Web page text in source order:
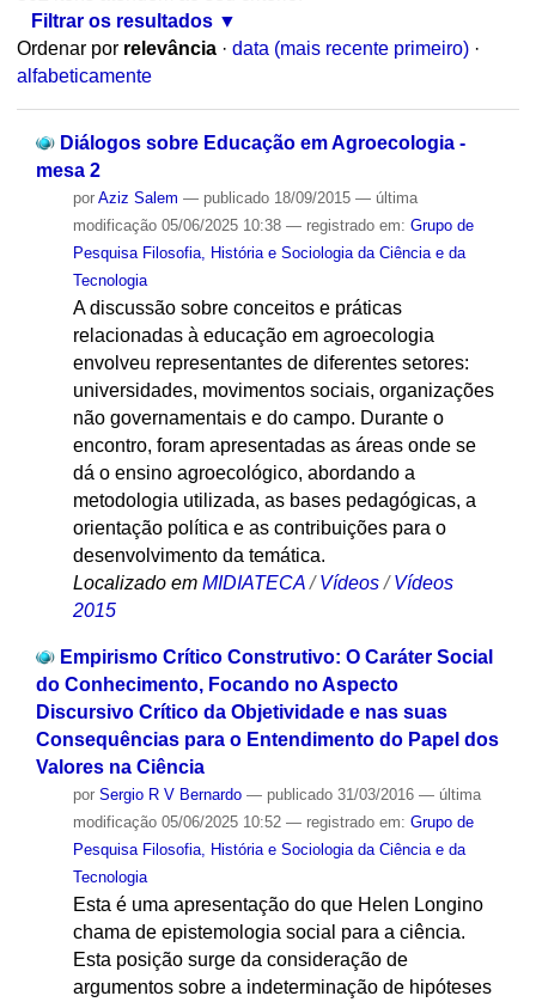
Filtrar os resultados
Ordenar por relevância · data (mais recente primeiro) ·
alfabeticamente
Diálogos sobre Educação em Agroecologia -
mesa 2
por Aziz Salem — publicado18/09/2015 — última
modificação05/06/2025 10:38 — registrado em: Grupo de
Pesquisa Filosofia, História e Sociologia da Ciência e da
Tecnologia
A discussão sobre conceitos e práticas
relacionadas à educação em agroecologia
envolveu representantes de diferentes setores:
universidades, movimentos sociais, organizações
não governamentais e do campo. Durante o
encontro, foram apresentadas as áreas onde se
dá o ensino agroecológico, abordando a
metodologia utilizada, as bases pedagógicas, a
orientação política e as contribuições para o
desenvolvimento da temática.
Localizado em MIDIATECA /Vídeos /Vídeos
2015
Empirismo Crítico Construtivo: O Caráter Social
do Conhecimento, Focando no Aspecto
Discursivo Crítico da Objetividade e nas suas
Consequências para o Entendimento do Papel dos
Valores na Ciência
por Sergio R V Bernardo — publicado31/03/2016 — última
modificação05/06/2025 10:52 — registrado em: Grupo de
Pesquisa Filosofia, História e Sociologia da Ciência e da
Tecnologia
Esta é uma apresentação do que Helen Longino
chama de epistemologia social para a ciência.
Esta posição surge da consideração de
argumentos sobre a indeterminação de hipóteses